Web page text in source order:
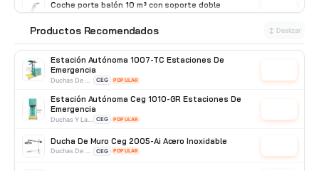
Coche porta balón 10 m³ con soporte doble
Otros Accesorios Producto Importado
Patín Traspaleta 3 Ton con ruedas de Nylon Truper
15083
Otros Accesorios Truper
Cotizar
Productos Recomendados ↕ Deslizar
Estación Autónoma 1007-TC Estaciones De
Emergencia
CEG POPULAR
Estación Autónoma Ceg 1010-GR Estaciones De
Emergencia
CEG POPULAR
Ducha De Muro Ceg 2005-Ai Acero Inoxidable
CEG POPULAR